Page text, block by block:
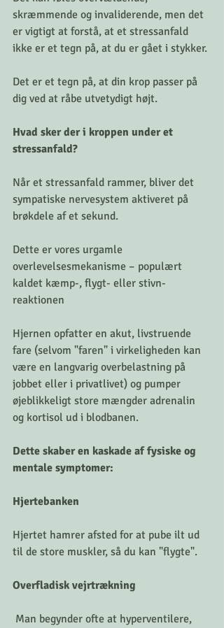
skræmmende og invaliderende, men det
er vigtigt at forstå, at et stressanfald
ikke er et tegn på, at du er gået i stykker.
Det er et tegn på, at din krop passer på
dig ved at råbe utvetydigt højt.
Hvad sker der i kroppen under et
stressanfald?
Når et stressanfald rammer, bliver det
sympatiske nervesystem aktiveret på
brøkdele af et sekund.
Dette er vores urgamle
overlevelsesmekanisme – populært
kaldet kæmp-, flygt- eller stivn-
reaktionen
Hjernen opfatter en akut, livstruende
fare (selvom "faren" i virkeligheden kan
være en langvarig overbelastning på
jobbet eller i privatlivet) og pumper
øjeblikkeligt store mængder adrenalin
og kortisol ud i blodbanen.
Dette skaber en kaskade af fysiske og
mentale symptomer:
Hjertebanken
Hjertet hamrer afsted for at pube ilt ud
til de store muskler, så du kan "flygte".
Overfladisk vejrtrækning